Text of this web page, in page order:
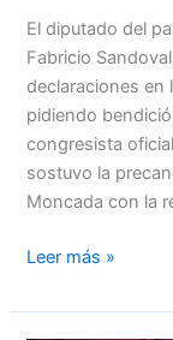
El diputado del
Fabricio
declaraciones en
pidiendo
congresista
sostuvo la
Moncada con la
Leer más »